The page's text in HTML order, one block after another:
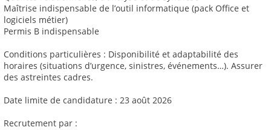
Maîtrise indispensable de l’outil informatique (pack Office et
logiciels métier)
Permis B indispensable
Conditions particulières : Disponibilité et adaptabilité des
horaires (situations d’urgence, sinistres, événements…). Assurer
des astreintes cadres.
Date limite de candidature : 23 août 2026
Recrutement par :